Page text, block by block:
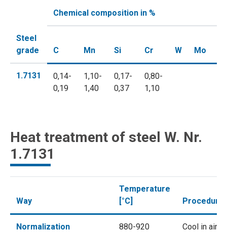
Steel
grade
Chemical composition in %
C Mn Si Cr W Mo
1.7131
0,14-
0,19
1,10-
1,40
0,17-
0,37
0,80-
1,10
Heat treatment of steel W. Nr.
1.7131
Way
Temperature
[°C]
Procedure
Normalization 880-920 Cool in air